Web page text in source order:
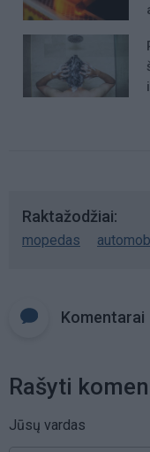
Raktažodžiai
mopedas
Komentarai
Rašyti
Jūsų vardas